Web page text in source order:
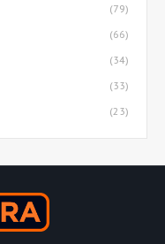
(79)
(66)
(34)
(33)
(23)